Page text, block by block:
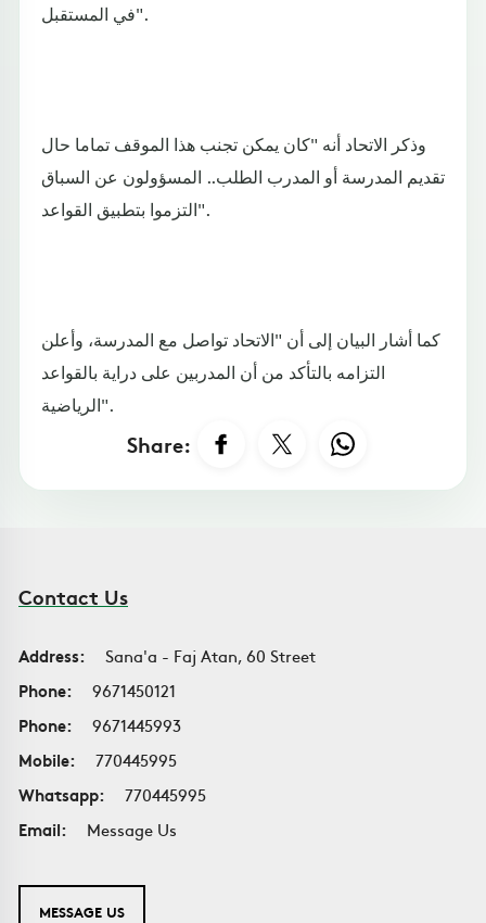
في المستقبل".
وذكر الاتحاد أنه "كان يمكن تجنب هذا الموقف تماما حال
تقديم المدرسة أو المدرب الطلب.. المسؤولون عن السباق
التزموا بتطبيق القواعد".
كما أشار البيان إلى أن "الاتحاد تواصل مع المدرسة، وأعلن
التزامه بالتأكد من أن المدربين على دراية بالقواعد
الرياضية".
Share:
Contact Us
Address:
Sana'a - Faj Atan, 60 Street
Phone:
9671450121
Phone:
9671445993
Mobile:
770445995
Whatsapp:
770445995
Email:
Message Us
MESSAGE US